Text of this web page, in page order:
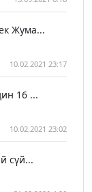
Жума...
10.02.2021 23:17
16 ...
10.02.2021 23:02
сүй...